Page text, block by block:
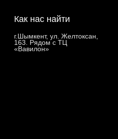
Как нас найти
г.Шымкент, ул. Желтоксан,
163. Рядом с ТЦ
«Вавилон»